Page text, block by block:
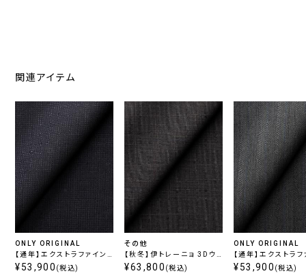
関連アイテム
ONLY ORIGINAL
【通年】エクストラファイン
ウール ネイビー無地
¥53,900 (税込)
その他
【秋冬】伊トレーニョ 3Dウ
ールハイパーストレッチ ブ
¥63,800 (税込)
ONLY ORIGINAL
【通年】エクストラ
ウール グレーストラ
¥53,900 (税込)